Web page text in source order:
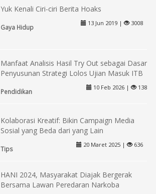
Yuk Kenali Ciri-ciri Berita Hoaks
Gaya Hidup
13 Jun 2019 | 3008
Manfaat Analisis Hasil Try Out sebagai Dasar
Penyusunan Strategi Lolos Ujian Masuk ITB
Pendidikan
10 Feb 2026 | 138
Kolaborasi Kreatif: Bikin Campaign Media
Sosial yang Beda dari yang Lain
Tips
20 Maret 2025 | 636
HANI 2024, Masyarakat Diajak Bergerak
Bersama Lawan Peredaran Narkoba